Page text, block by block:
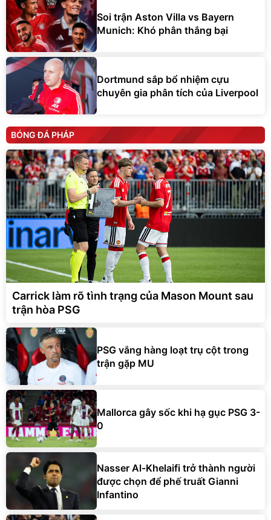
Soi trận Aston Villa vs Bayern
Munich: Khó phân thắng bại
Dortmund sắp bổ nhiệm cựu
chuyên gia phân tích của Liverpool
BÓNG ĐÁ PHÁP
Carrick làm rõ tình trạng của Mason Mount sau
trận hòa PSG
PSG vắng hàng loạt trụ cột trong
trận gặp MU
Mallorca gây sốc khi hạ gục PSG 3-
0
Nasser Al-Khelaifi trở thành người
được chọn để phế truất Gianni
Infantino